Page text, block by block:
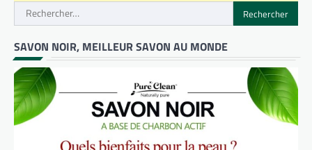
Rechercher :
SAVON NOIR, MEILLEUR SAVON AU MONDE